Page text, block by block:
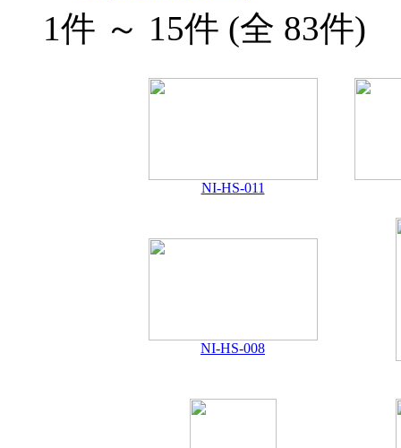
1件 ～ 15件 (全 83件)
NI-HS-011
NI-HS-008